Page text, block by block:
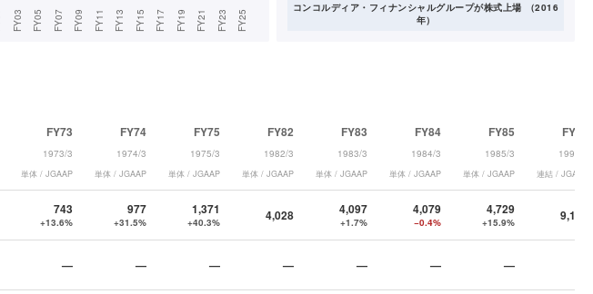
コンコルディア・フィナンシャルグループが株式上場 （2016
年）
2024年3月
JGAAP
ンシャルグループ
（
2025年3月
2026年3月
連結
JGAAP
横浜フィナンシャルグル
ープ
書
（XBRLベー
FY73
1973/3
単体 / JGAAP
FY74
1974/3
単体 / JGAAP
FY75
1975/3
単体 / JGAAP
FY82
1982/3
単体 / JGAAP
FY83
1983/3
単体 / JGAAP
FY84
1984/3
単体 / JGAAP
FY85
1985/3
単体 / JGAAP
FY92
1992/3
連結 / JGAAP
743
+13.6%
977
+31.5%
1,371
+40.3% 4,028 4,097
+1.7%
4,079
−0.4%
4,729
+15.9% 9,171
— — — — — — —